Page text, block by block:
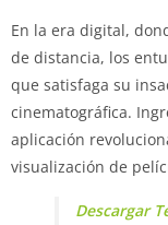
En la era digital,
de distancia, los
que satisfaga su
cinematográfica.
aplicación
visualización de
Descargar